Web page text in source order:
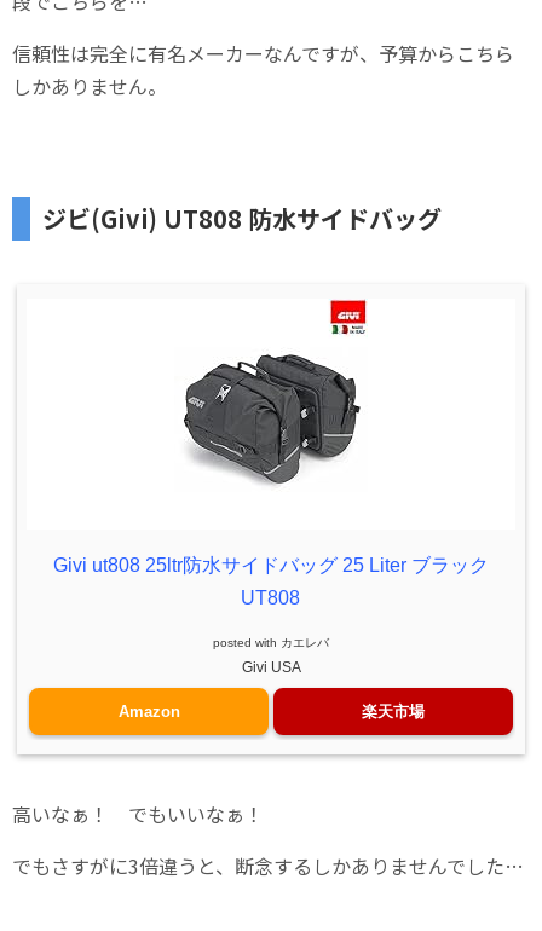
信頼性は完全に有名メーカーなんですが、予算からこちら
しかありません。
ジビ(Givi) UT808 防水サイドバッグ
Givi ut808 25ltr防水サイドバッグ 25 Liter ブラック
UT808
posted with カエレバ
Givi USA
Amazon 楽天市場
高いなぁ！ でもいいなぁ！
でもさすがに3倍違うと、断念するしかありませんでした…